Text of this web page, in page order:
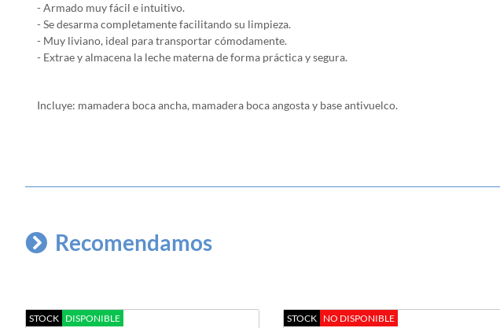
- Armado muy fácil e intuitivo.
- Se desarma completamente facilitando su limpieza.
- Muy liviano, ideal para transportar cómodamente.
- Extrae y almacena la leche materna de forma práctica y segura.
Incluye: mamadera boca ancha, mamadera boca angosta y base antivuelco.
Recomendamos
STOCK DISPONIBLE STOCK NO DISPONIBLE